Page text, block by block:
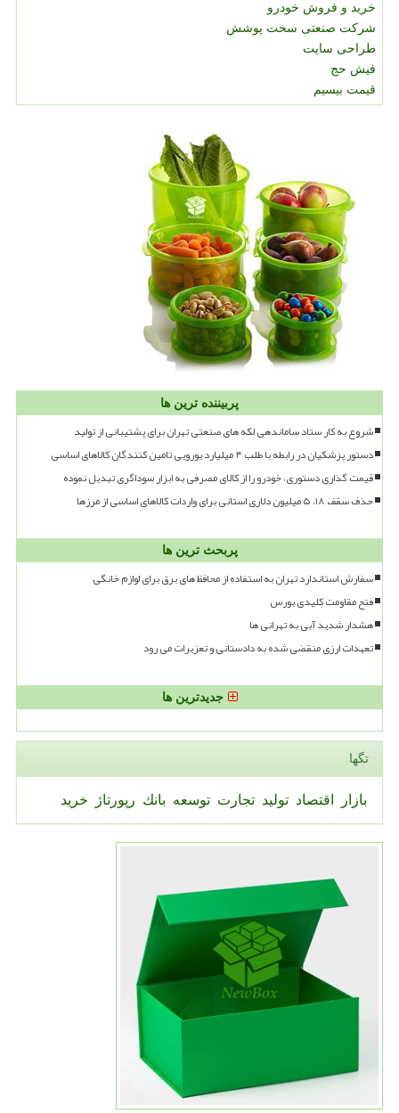
خرید و فروش خودرو
شرکت صنعتی سخت پوشش
طراحی سایت
فیش حج
قیمت بیسیم
پربیننده ترین ها
شروع به کار ستاد ساماندهی لکه های صنعتی تهران برای پشتیبانی از تولید
دستور پزشکیان در رابطه با طلب ۴ میلیارد یورویی تامین کنندگان کالاهای اساسی
قیمت گذاری دستوری، خودرو را از کالای مصرفی به ابزار سوداگری تبدیل نموده
حذف سقف ۱۸، ۵ میلیون دلاری استانی برای واردات کالاهای اساسی از مرزها
پربحث ترین ها
سفارش استاندارد تهران به استفاده از محافظ های برق برای لوازم خانگی
فتح مقاومت کلیدی بورس
هشدار شدید آبی به تهرانی ها
تعهدات ارزی منقضی شده به دادستانی و تعزیرات می رود
جدیدترین ها
تگها
بازار اقتصاد تولید تجارت توسعه بانك رپورتاژ خرید